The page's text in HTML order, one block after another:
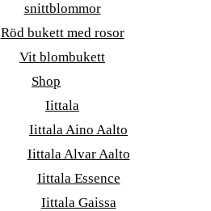
snittblommor
Röd bukett med rosor
Vit blombukett
Shop
Iittala
Iittala Aino Aalto
Iittala Alvar Aalto
Iittala Essence
Iittala Gaissa